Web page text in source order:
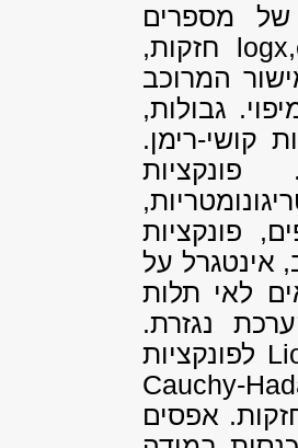
של מספרים
חזקות,
המרוכב
גבולות,
קושי-רימן.
פונקציות
אינטגרל על
לאי תלות
נגזרת.
לפונקציות
Cauchy-
אפסים